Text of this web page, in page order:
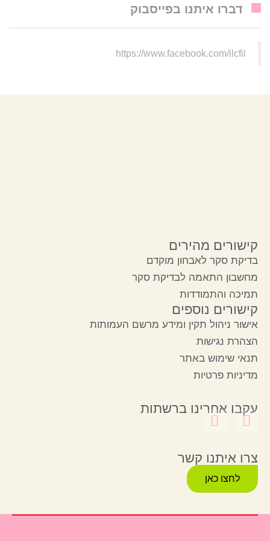
דברו איתנו בפייסבוק
https://www.facebook.com/ilcfil
קישורים מהירים
בדיקת סקר לאבחון מוקדם
מחשבון התאמה לבדיקת סקר
תמיכה והתמודדות
קישורים נוספים
אישור ניהול תקין ומידע מרשם העמותות
הצהרת נגישות
תנאי שימוש באתר
מדיניות פרטיות
עקבו אחרינו ברשתות
צרו איתנו קשר
לחצו כאן